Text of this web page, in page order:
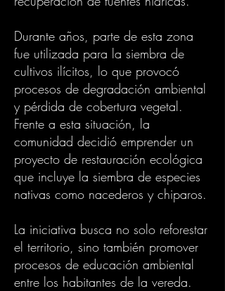
Durante años, parte de esta zona
fue utilizada para la siembra de
cultivos ilícitos, lo que provocó
procesos de degradación ambiental
y pérdida de cobertura vegetal.
Frente a esta situación, la
comunidad decidió emprender un
proyecto de restauración ecológica
que incluye la siembra de especies
nativas como nacederos y chiparos.
La iniciativa busca no solo reforestar
el territorio, sino también promover
procesos de educación ambiental
entre los habitantes de la vereda.